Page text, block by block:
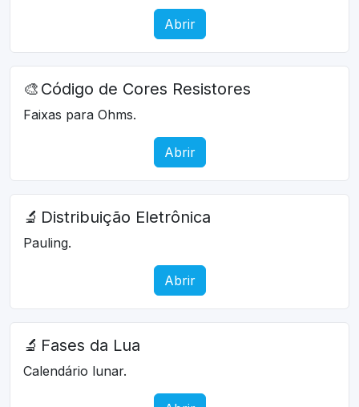
Abrir
🎨 Código de Cores Resistores
Faixas para Ohms.
Abrir
🔬 Distribuição Eletrônica
Pauling.
Abrir
🔬 Fases da Lua
Calendário lunar.